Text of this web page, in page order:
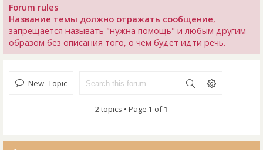
Forum rules
Название темы должно отражать сообщение,
запрещается называть "нужна помощь" и любым другим
образом без описания того, о чем будет идти речь.
New Topic
2 topics • Page 1 of1